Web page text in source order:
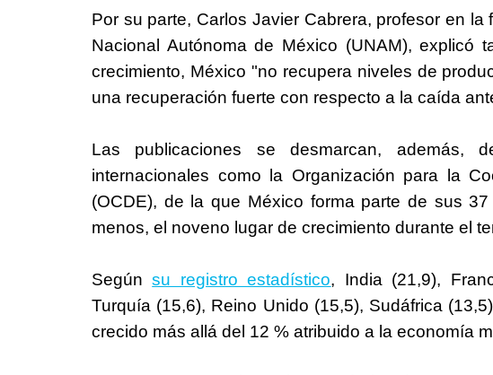
Por su parte, Carlos Javier Cabrera, profesor en
Nacional Autónoma de México (UNAM), explicó
crecimiento, México "no recupera niveles de
una recuperación fuerte con respecto a la caída
Las publicaciones se desmarcan, además,
internacionales como la Organización para la
(OCDE), de la que México forma parte de sus
menos, el noveno lugar de crecimiento durante el
Segúnsu registro estadístico, India (21,9),
Turquía (15,6), Reino Unido (15,5), Sudáfrica
crecido más allá del 12 % atribuido a la economía